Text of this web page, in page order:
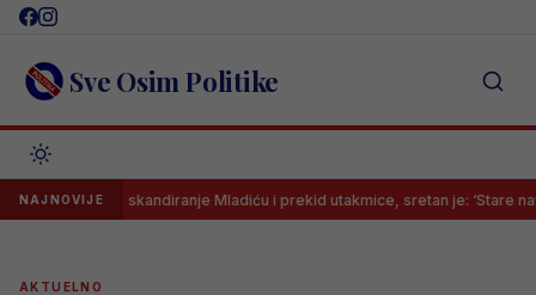
Skip
content Sve Osim Politike
NAJNOVIJE
skandiranje Mladiću i prekid utakmice, sretan je: ‘Stare navike…’
AKTUELNO